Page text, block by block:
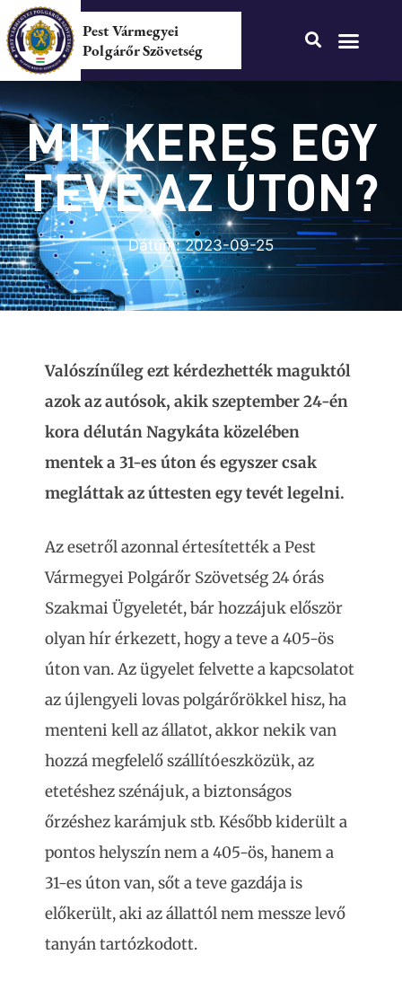
Pest Vármegyei
Polgárőr Szövetség
MIT KERES EGY
TEVE AZ ÚTON?
Dátum:2023-09-25
Valószínűleg ezt kérdezhették maguktól
azok az autósok, akik szeptember 24-én
kora délután Nagykáta közelében
mentek a 31-es úton és egyszer csak
megláttak az úttesten egy tevét legelni.
Az esetről azonnal értesítették a Pest
Vármegyei Polgárőr Szövetség 24 órás
Szakmai Ügyeletét, bár hozzájuk először
olyan hír érkezett, hogy a teve a 405-ös
úton van. Az ügyelet felvette a kapcsolatot
az újlengyeli lovas polgárőrökkel hisz, ha
menteni kell az állatot, akkor nekik van
hozzá megfelelő szállítóeszközük, az
etetéshez szénájuk, a biztonságos
őrzéshez karámjuk stb. Később kiderült a
pontos helyszín nem a 405-ös, hanem a
31-es úton van, sőt a teve gazdája is
előkerült, aki az állattól nem messze levő
tanyán tartózkodott.